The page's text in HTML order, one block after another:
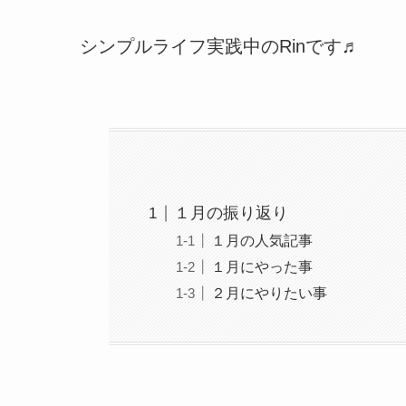
シンプルライフ実践中のRinです♬
１月の振り返り
１月の人気記事
１月にやった事
２月にやりたい事